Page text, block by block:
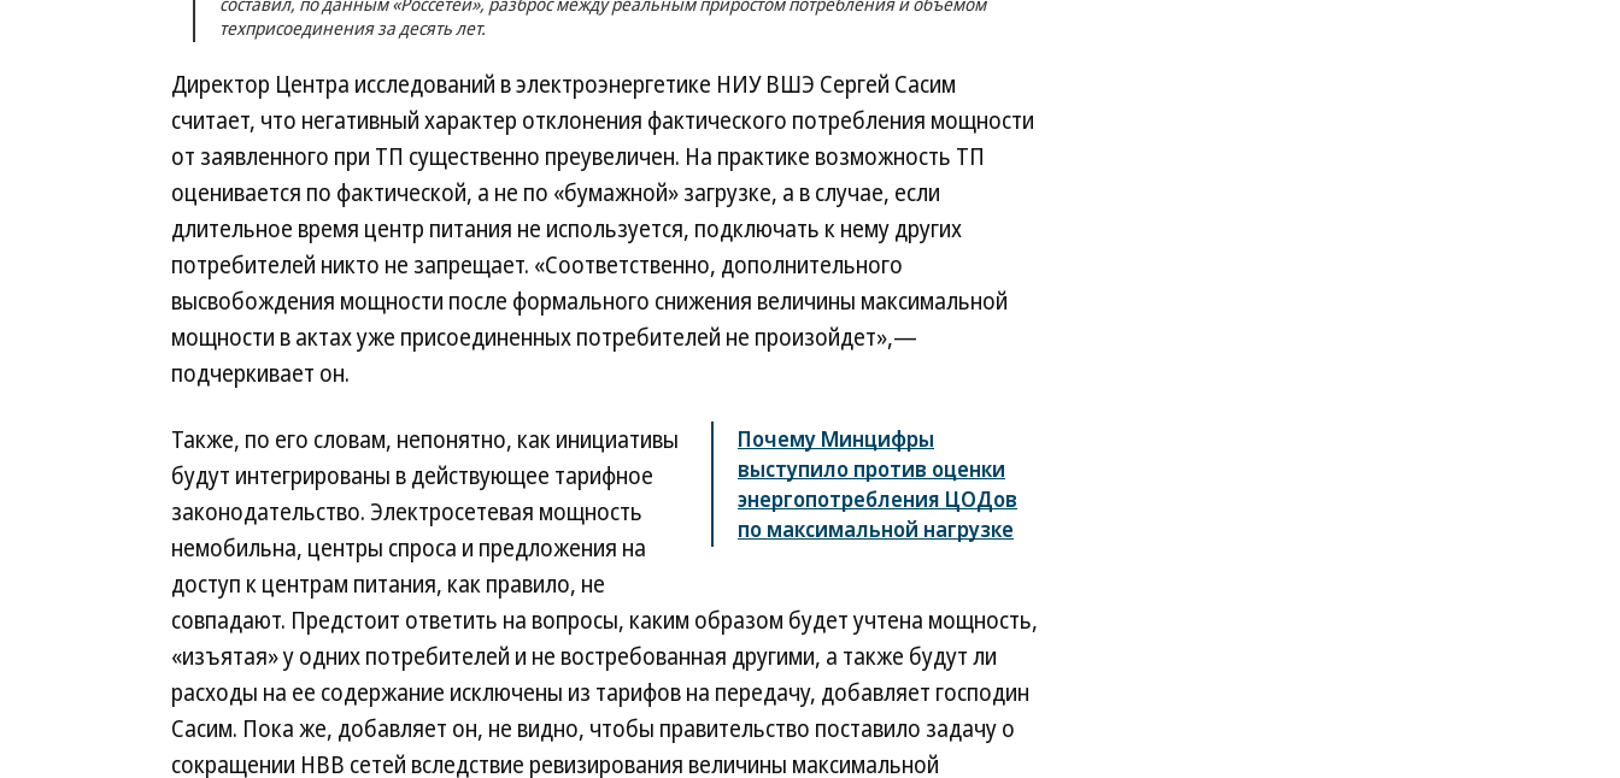
техприсоединения за десять лет.
Директор Центра исследований в электроэнергетике НИУ ВШЭ Сергей Сасим
считает, что негативный характер отклонения фактического потребления мощности
от заявленного при ТП существенно преувеличен. На практике возможность ТП
оценивается по фактической, а не по «бумажной» загрузке, а в случае, если
длительное время центр питания не используется, подключать к нему других
потребителей никто не запрещает. «Соответственно, дополнительного
высвобождения мощности после формального снижения величины максимальной
мощности в актах уже присоединенных потребителей не произойдет»,—
подчеркивает он.
Почему Минцифры
выступило против оценки
энергопотребления ЦОДов
по максимальной нагрузке
Также, по его словам, непонятно, как инициативы
будут интегрированы в действующее тарифное
законодательство. Электросетевая мощность
немобильна, центры спроса и предложения на
доступ к центрам питания, как правило, не
совпадают. Предстоит ответить на вопросы, каким образом будет учтена мощность,
«изъятая» у одних потребителей и не востребованная другими, а также будут ли
расходы на ее содержание исключены из тарифов на передачу, добавляет господин
Сасим. Пока же, добавляет он, не видно, чтобы правительство поставило задачу о
сокращении НВВ сетей вследствие ревизирования величины максимальной